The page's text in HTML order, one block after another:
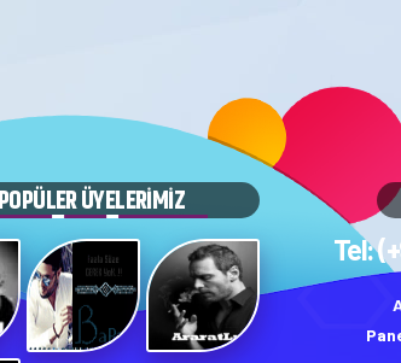
POPÜLER ÜYELERİMİZ
Tel: